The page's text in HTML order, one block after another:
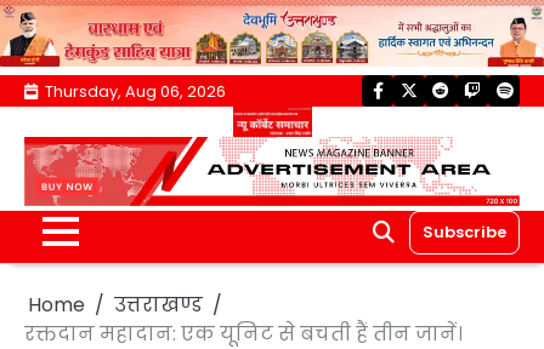
Skip
content
Thursday, Aug 06, 2026 facebook
twitterreddittwitch
Subscribe
Home
उत्तराखण्ड
रक्तदान महादान: एक यूनिट से बचती हैं तीन जानें।